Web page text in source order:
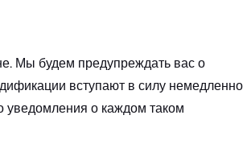
Мы будем предупреждать вас о
вступают в силу немедленно
уведомления о каждом таком